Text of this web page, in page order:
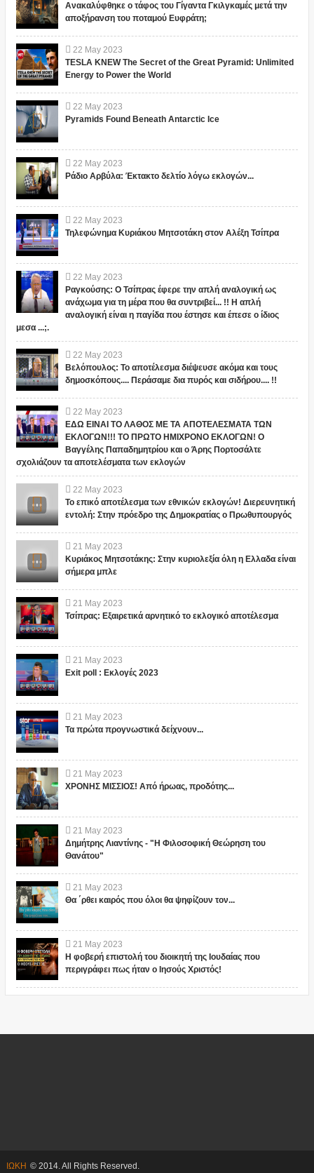
Ανακαλύφθηκε ο τάφος του Γίγαντα Γκιλγκαμές μετά την
αποξήρανση του ποταμού Ευφράτη;
22 May 2023
TESLA KNEW The Secret of the Great Pyramid: Unlimited
Energy to Power the World
22 May 2023
Pyramids Found Beneath Antarctic Ice
22 May 2023
Ράδιο Αρβύλα: Έκτακτο δελτίο λόγω εκλογών...
22 May 2023
Τηλεφώνημα Κυριάκου Μητσοτάκη στον Αλέξη Τσίπρα
22 May 2023
Ραγκούσης: Ο Τσίπρας έφερε την απλή αναλογική ως
ανάχωμα για τη μέρα που θα συντριβεί... !! Η απλή
αναλογική είναι η παγίδα που έστησε και έπεσε ο ίδιος
μεσα ...;.
22 May 2023
Βελόπουλος: Το αποτέλεσμα διέψευσε ακόμα και τους
δημοσκόπους.... Περάσαμε δια πυρός και σιδήρου.... !!
22 May 2023
ΕΔΩ ΕΙΝΑΙ ΤΟ ΛΑΘΟΣ ΜΕ ΤΑ ΑΠΟΤΕΛΕΣΜΑΤΑ ΤΩΝ
ΕΚΛΟΓΩΝ!!! ΤΟ ΠΡΩΤΟ ΗΜΙΧΡΟΝΟ ΕΚΛΟΓΩΝ! Ο
Βαγγέλης Παπαδημητρίου και ο Άρης Πορτοσάλτε
σχολιάζουν τα αποτελέσματα των εκλογών
22 May 2023
Το επικό αποτέλεσμα των εθνικών εκλογών! Διερευνητική
εντολή: Στην πρόεδρο της Δημοκρατίας ο Πρωθυπουργός
21 May 2023
Κυριάκος Μητσοτάκης: Στην κυριολεξία όλη η Ελλαδα είναι
σήμερα μπλε
21 May 2023
Τσίπρας: Εξαιρετικά αρνητικό το εκλογικό αποτέλεσμα
21 May 2023
Exit poll : Εκλογές 2023
21 May 2023
Τα πρώτα προγνωστικά δείχνουν...
21 May 2023
ΧΡΟΝΗΣ ΜΙΣΣΙΟΣ! Από ήρωας, προδότης...
21 May 2023
Δημήτρης Λιαντίνης - "Η Φιλοσοφική Θεώρηση του
Θανάτου"
21 May 2023
Θα ΄ρθει καιρός που όλοι θα ψηφίζουν τον...
21 May 2023
Η φοβερή επιστολή του διοικητή της Ιουδαίας που
περιγράφει πως ήταν ο Ιησούς Χριστός!
ΙΩΚΗ © 2014. All Rights Reserved.